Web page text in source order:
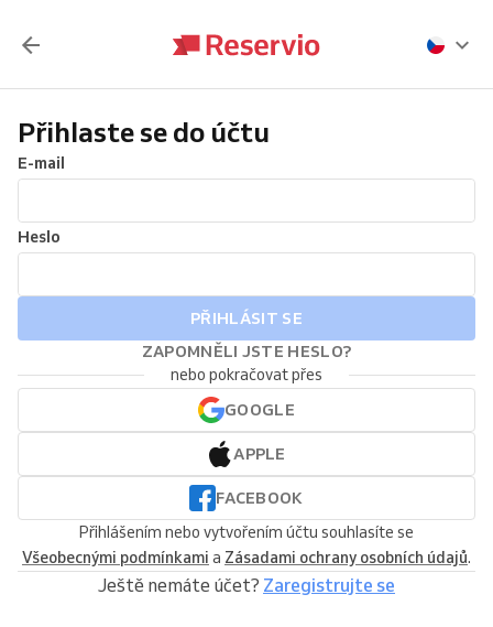
Přihlaste se do účtu
E-mail
Heslo
PŘIHLÁSIT SE
ZAPOMNĚLI JSTE HESLO?
nebo pokračovat přes
GOOGLE
APPLE
FACEBOOK
Přihlášením nebo vytvořením účtu souhlasíte se
Všeobecnými podmínkami a Zásadami ochrany osobních údajů.
Ještě nemáte účet? Zaregistrujte se